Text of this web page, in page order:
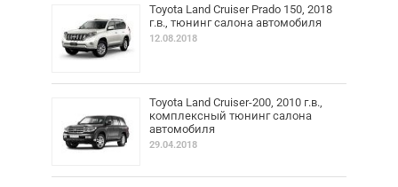
Toyota Land Cruiser Prado 150, 2018
г.в., тюнинг салона автомобиля
12.08.2018
Toyota Land Cruiser-200, 2010 г.в.,
комплексный тюнинг салона
автомобиля
29.04.2018